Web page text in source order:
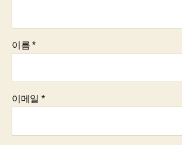
이름*
이메일 *